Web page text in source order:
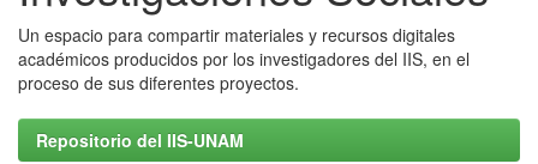
Un espacio para compartir materiales y recursos digitales
académicos producidos por los investigadores del IIS, en el
proceso de sus diferentes proyectos.
Repositorio del IIS-UNAM